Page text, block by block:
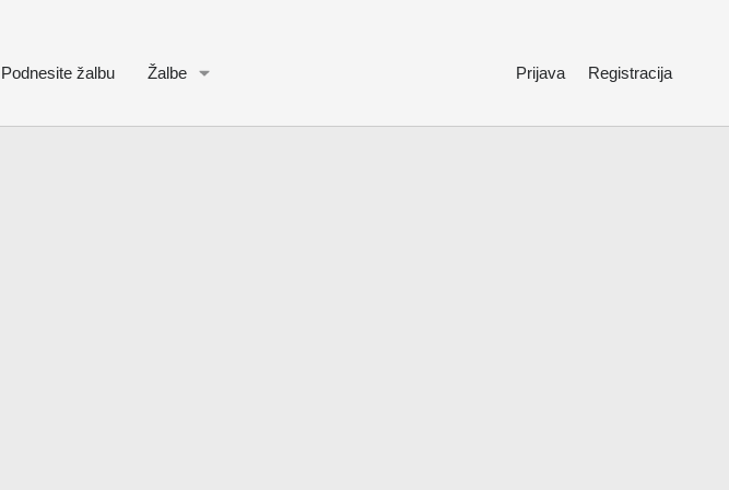
Podnesite žalbu Žalbe Prijava Registracija